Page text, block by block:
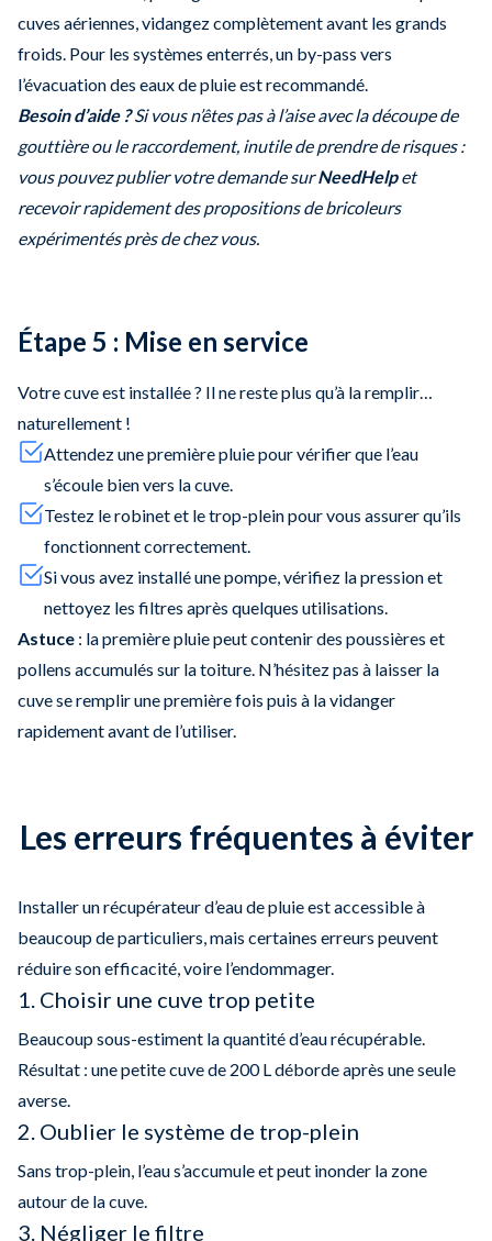
cuves aériennes, vidangez complètement avant les grands
froids. Pour les systèmes enterrés, un by-pass vers
l’évacuation des eaux de pluie est recommandé.
Besoin d’aide ?Si vous n’êtes pas à l’aise avec la découpe de
gouttière ou le raccordement, inutile de prendre de risques :
vous pouvez publier votre demande surNeedHelpet
recevoir rapidement des propositions de bricoleurs
expérimentés près de chez vous.
Étape 5 : Mise en service
Votre cuve est installée ? Il ne reste plus qu’à la remplir…
naturellement !
Attendez une première pluie pour vérifier que l’eau
s’écoule bien vers la cuve.
Testez le robinet et le trop-plein pour vous assurer qu’ils
fonctionnent correctement.
Si vous avez installé une pompe, vérifiez la pression et
nettoyez les filtres après quelques utilisations.
Astuce : la première pluie peut contenir des poussières et
pollens accumulés sur la toiture. N’hésitez pas à laisser la
cuve se remplir une première fois puis à la vidanger
rapidement avant de l’utiliser.
Les erreurs fréquentes à éviter
Installer un récupérateur d’eau de pluie est accessible à
beaucoup de particuliers, mais certaines erreurs peuvent
réduire son efficacité, voire l’endommager.
1. Choisir une cuve trop petite
Beaucoup sous-estiment la quantité d’eau récupérable.
Résultat : une petite cuve de 200 L déborde après une seule
averse.
2. Oublier le système de trop-plein
Sans trop-plein, l’eau s’accumule et peut inonder la zone
autour de la cuve.
3. Négliger le filtre